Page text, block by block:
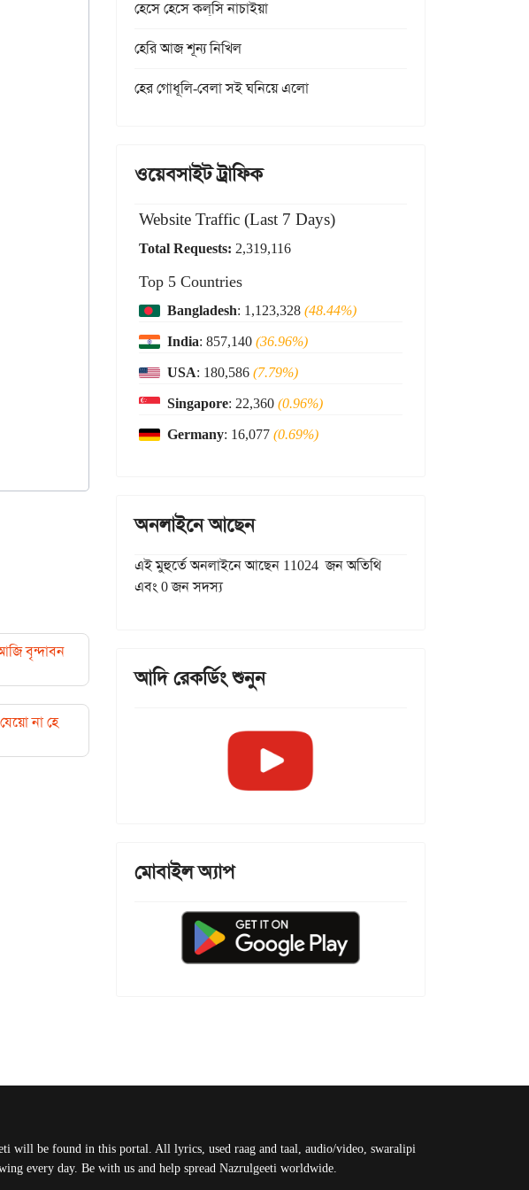
বৃন্দাবন
না হে
হেসে হেসে কল্‌সি নাচাইয়া
হেরি আজ শূন্য নিখিল
হের গোধূলি-বেলা সই ঘনিয়ে এলো
ওয়েবসাইট ট্রাফিক
Website Traffic (Last 7 Days)
Total Requests: 2,319,116
Top 5 Countries
Bangladesh: 1,123,328(48.44%)
India: 857,140(36.96%)
USA: 180,586(7.79%)
Singapore: 22,360(0.96%)
Germany: 16,077(0.69%)
অনলাইনে আছেন
এই মুহুর্তে অনলাইনে আছেন 11024 জন অতিথি
এবং 0 জন সদস্য
আদি রেকর্ডিং শুনুন
মোবাইল অ্যাপ
will be found in this portal. All lyrics, used raag and taal, audio/video, swaralipi
every day. Be with us and help spread Nazrulgeeti worldwide.